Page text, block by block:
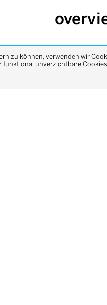
zu können, verwenden wir
unverzichtbare